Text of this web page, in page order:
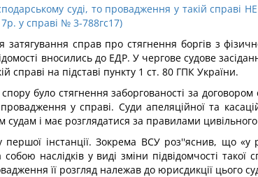
суді, то провадження у такій справі НЕ
у справі № 3-788гс17)
справ про стягнення боргів з
вносились до ЕДР. У чергове судове
на підставі пункту 1 ст. 80 ГПК України.
було стягнення заборгованості за
у справі. Суди апеляційної та
і має розглядатися за правилами
інстанції. Зокрема ВСУ роз''яснив, що «у
наслідків у виді зміни підвідомчості такої
її розгляд належав до юрисдикції цього